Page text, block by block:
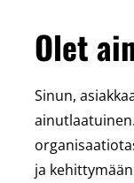
Olet
Sinun,
ja